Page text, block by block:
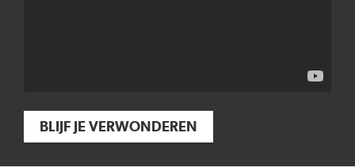
BLIJF JE VERWONDEREN